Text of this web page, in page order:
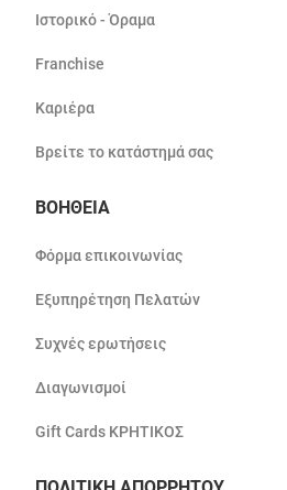
Ιστορικό - Όραμα
Franchise
Καριέρα
Βρείτε το κατάστημά σας
ΒΟΗΘΕΙΑ
Φόρμα επικοινωνίας
Εξυπηρέτηση Πελατών
Συχνές ερωτήσεις
Διαγωνισμοί
Gift Cards ΚΡΗΤΙΚΟΣ